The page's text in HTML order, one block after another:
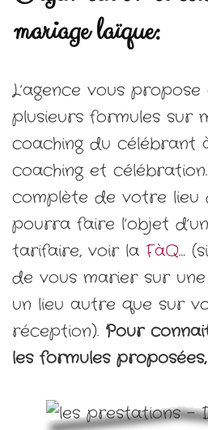
mariage laïque:
L’agence vous propose
plusieurs formules sur
coaching du célébrant
coaching et
complète de votre lieu
pourra faire l’objet
tarifaire, voir la FàQ…
de vous marier sur
un lieu autre que sur
réception). Pour
les formules